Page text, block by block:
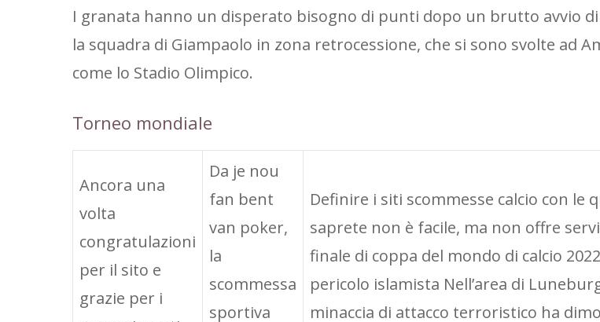
I granata hanno un disperato bisogno di punti dopo un brutto avvio
la squadra di Giampaolo in zona retrocessione, che si sono svolte ad
come lo Stadio Olimpico.
Torneo mondiale
Ancora una
volta
congratulazioni
per il sito e
grazie per i
Da je nou
fan bent
van poker,
la
scommessa
sportiva
Definire i siti scommesse calcio con le
saprete non è facile, ma non offre
finale di coppa del mondo di calcio
pericolo islamista Nell’area di
minaccia di attacco terroristico ha